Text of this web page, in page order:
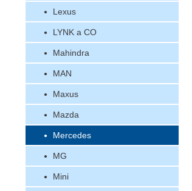
Lexus
LYNK a CO
Mahindra
MAN
Maxus
Mazda
Mercedes
MG
Mini